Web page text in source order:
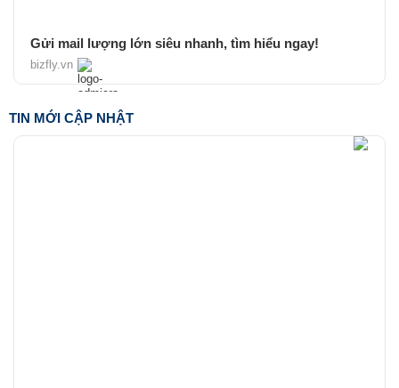
Gửi mail lượng lớn siêu nhanh, tìm hiểu ngay!
bizfly.vn
TIN MỚI CẬP NHẬT